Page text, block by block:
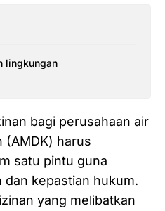
lingkungan
bagi perusahaan air
(AMDK) harus
satu pintu guna
dan kepastian hukum.
yang melibatkan